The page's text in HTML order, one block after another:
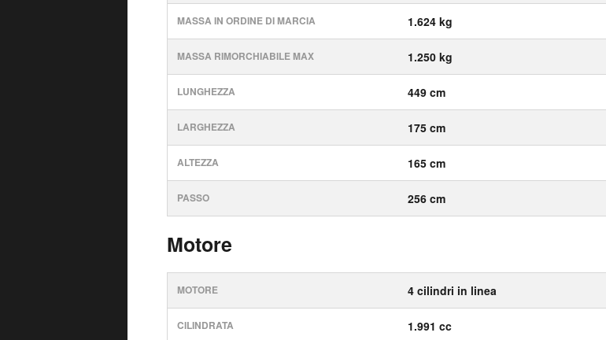
MASSA IN ORDINE DI MARCIA 1.624 kg
MASSA RIMORCHIABILE MAX 1.250 kg
LUNGHEZZA 449 cm
LARGHEZZA 175 cm
ALTEZZA 165 cm
PASSO 256 cm
Motore
MOTORE 4 cilindri in linea
CILINDRATA 1.991 cc